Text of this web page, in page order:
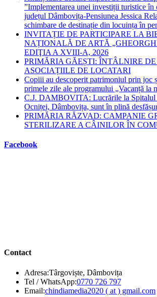
”Implementarea unei investiții turistice în
județul Dâmbovița-Pensiunea Jessica
schimbare de destinație din locuința în
INVITAȚIE DE PARTICIPARE LA
NAȚIONALĂ DE ARTĂ
EDIŢIA A XVIII-A, 2026
PRIMĂRIA GĂEȘTI: ÎNTÂLNIRE
ASOCIAȚIILE DE LOCATARI
Copiii au descoperit patrimoniul prin joc
primele zile ale programului „Vacanță la
C.J. DAMBOVITA: Lucrările la Spitalul
Ocniței, Dâmbovița, sunt în plină
PRIMĂRIA RĂZVAD: CAMPANIE
STERILIZARE A CÂINILOR ÎN
Facebook
Contact
Adresa:Târgoviște, Dâmbovița
Tel / WhatsApp:0770 726 797Opens
in
Email:chindiamedia2020 ( at ) gmail.com